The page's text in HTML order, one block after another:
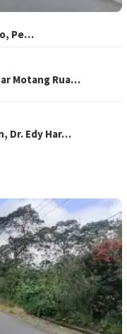
Pe…
Motang Rua…
Dr. Edy Har…